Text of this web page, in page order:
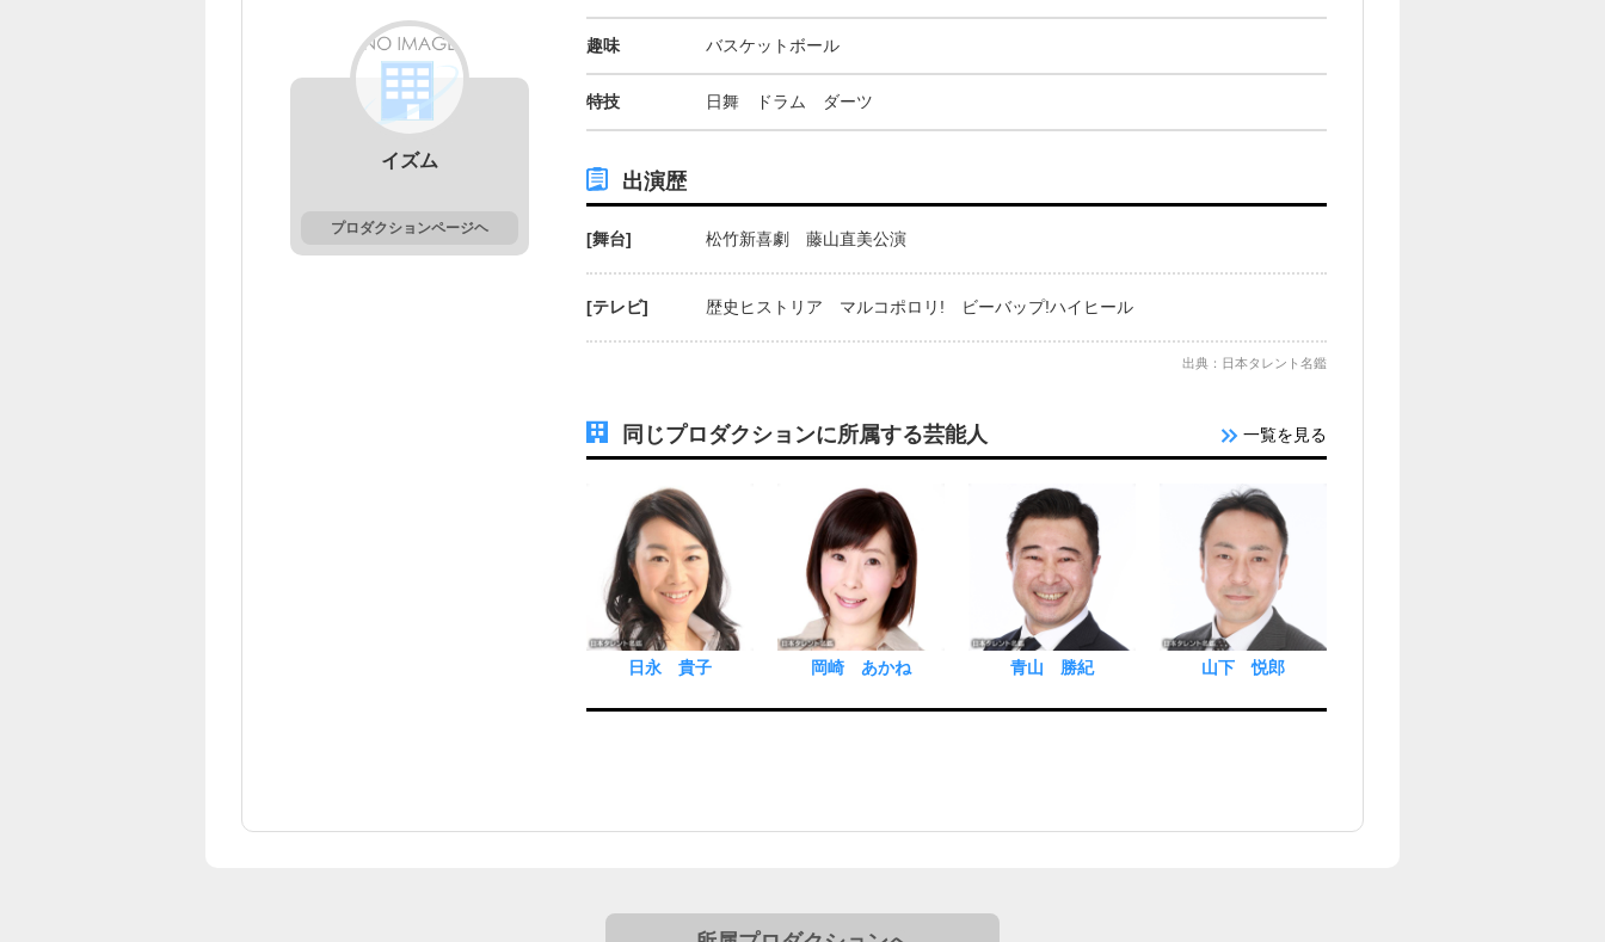
イズム
プロダクションページヘ
趣味 バスケットボール
特技 日舞 ドラム ダーツ
出演歴
[舞台] 松竹新喜劇 藤山直美公演
[テレビ] 歴史ヒストリア マルコポロリ! ビーバップ!ハイヒール
出典：日本タレント名鑑
同じプロダクションに所属する芸能人 一覧を見る
日永 貴子 岡崎 あかね 青山 勝紀 山下 悦郎